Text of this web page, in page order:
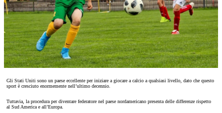
Gli Stati Uniti sono un paese eccellente per iniziare a giocare a calcio a qualsiasi livello, dato che questo
sport è cresciuto enormemente nell’ultimo decennio.
Tuttavia, la procedura per diventare federatore nel paese nordamericano presenta delle differenze rispetto
al Sud America e all’Europa.